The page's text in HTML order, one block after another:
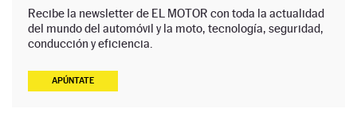
Recibe la newsletter de EL MOTOR con toda la actualidad
del mundo del automóvil y la moto, tecnología, seguridad,
conducción y eficiencia.
APÚNTATE